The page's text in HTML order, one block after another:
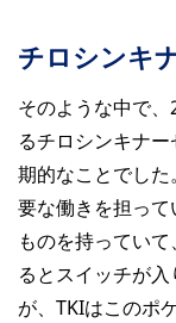
チロシンキ
そのような中で
るチロシンキナ
期的なことでした
要な働きを担っ
ものを持ってい
るとスイッチが
が、TKIはこのポ